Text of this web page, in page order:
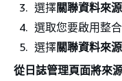
選擇關聯資料來源
選取您要啟用整
選擇關聯資料來源
從日誌管理頁面將來